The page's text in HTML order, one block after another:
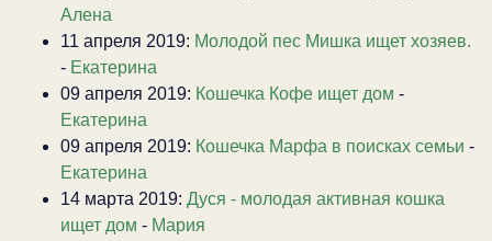
Алена
11 апреля 2019: Молодой пес Мишка ищет хозяев.
- Екатерина
09 апреля 2019: Кошечка Кофе ищет дом -
Екатерина
09 апреля 2019: Кошечка Марфа в поисках семьи -
Екатерина
14 марта 2019: Дуся - молодая активная кошка
ищет дом - Мария